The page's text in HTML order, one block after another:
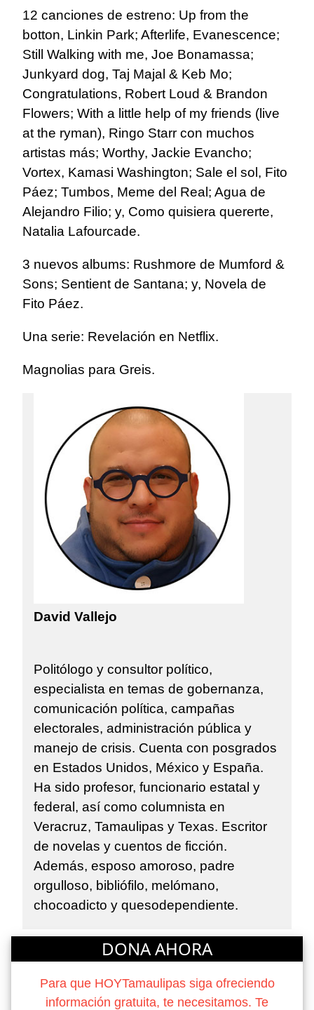
12 canciones de estreno: Up from the
botton, Linkin Park; Afterlife, Evanescence;
Still Walking with me, Joe Bonamassa;
Junkyard dog, Taj Majal & Keb Mo;
Congratulations, Robert Loud & Brandon
Flowers; With a little help of my friends (live
at the ryman), Ringo Starr con muchos
artistas más; Worthy, Jackie Evancho;
Vortex, Kamasi Washington; Sale el sol, Fito
Páez; Tumbos, Meme del Real; Agua de
Alejandro Filio; y, Como quisiera quererte,
Natalia Lafourcade.
3 nuevos albums: Rushmore de Mumford &
Sons; Sentient de Santana; y, Novela de
Fito Páez.
Una serie: Revelación en Netflix.
Magnolias para Greis.
David Vallejo
Politólogo y consultor político,
especialista en temas de gobernanza,
comunicación política, campañas
electorales, administración pública y
manejo de crisis. Cuenta con posgrados
en Estados Unidos, México y España.
Ha sido profesor, funcionario estatal y
federal, así como columnista en
Veracruz, Tamaulipas y Texas. Escritor
de novelas y cuentos de ficción.
Además, esposo amoroso, padre
orgulloso, bibliófilo, melómano,
chocoadicto y quesodependiente.
DONA AHORA
Para que HOYTamaulipas siga ofreciendo
información gratuita, te necesitamos. Te